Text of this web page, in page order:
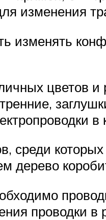
изменения
изменять
цветов
среди
дерево
проводки